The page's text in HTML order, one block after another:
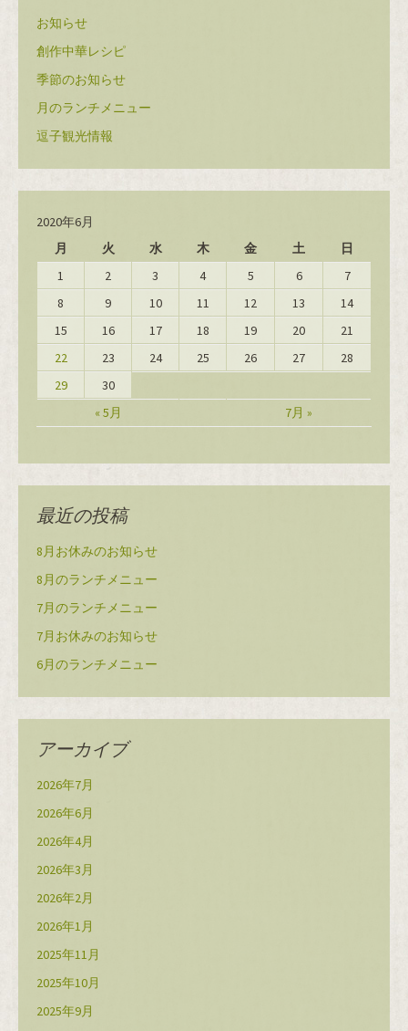
お知らせ
創作中華レシピ
季節のお知らせ
月のランチメニュー
逗子観光情報
2020年6月
月
火 水 木 金 土 日
« 5月 7月 »
1 2 3 4 5 6
7
8
9 10 11 12 13
14
15
16 17 18 19 20
21
22
23 24 25 26 27
28
29
30
最近の投稿
8月お休みのお知らせ
8月のランチメニュー
7月のランチメニュー
7月お休みのお知らせ
6月のランチメニュー
アーカイブ
2026年7月
2026年6月
2026年4月
2026年3月
2026年2月
2026年1月
2025年11月
2025年10月
2025年9月